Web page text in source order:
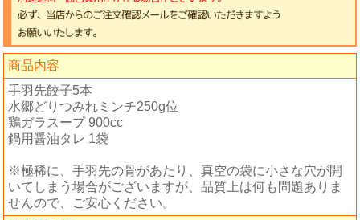
商品内容
手羽先餃子5本
水郷どりつみれミンチ250g位
鶏ガラスープ 900cc
鍋用醤油タレ 1袋
※極稀に、手羽先の骨があたり、真空の袋に小さな穴が開
いてしまう場合がございますが、品質上は何も問題ありま
せんので、ご安心ください。